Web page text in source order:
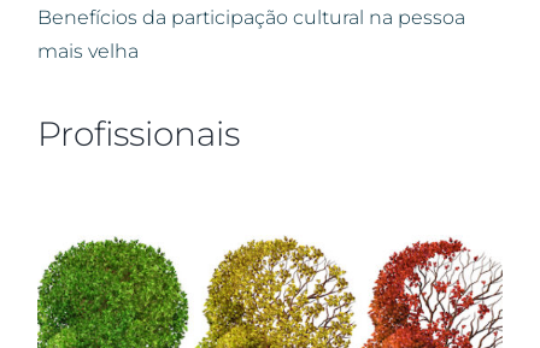
Benefícios da participação cultural na pessoa
mais velha
Profissionais